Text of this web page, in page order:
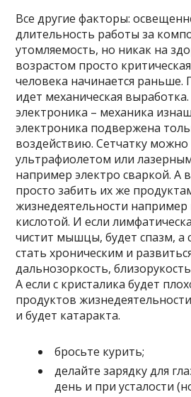
Все другие факторы:
длительность работы за
утомляемость, но никак на
возрастом просто
человека начинается раньше.
идет механическая
электроника – механика
электроника подвержена
воздействию. Сетчатку можно
ультрафиолетом или
например электро сваркой.
просто забить их же
жизнедеятельности
кислотой. И если
чистит мышцы, будет спазм, а
стать хроническим и
дальнозоркость,
А если с кристалика будет
продуктов
и будет катаракта.
бросьте курить;
делайте зарядку для
день и при усталости